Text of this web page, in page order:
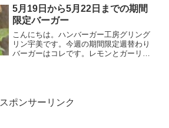
ぱいの一日になりますように😊いってら
っしゃい。
5月19日から5月22日までの期間
限定バーガー
こんにちは。ハンバーガー工房グリング
リン宇美です。今週の期間限定週替わり
バーガーはコレです。レモンとガーリッ
スポンサーリンク